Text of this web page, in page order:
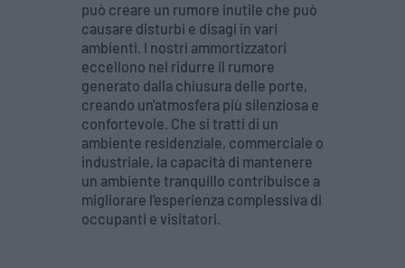
può creare un rumore inutile che può
causare disturbi e disagi in vari
ambienti. I nostri ammortizzatori
eccellono nel ridurre il rumore
generato dalla chiusura delle porte,
creando un'atmosfera più silenziosa e
confortevole. Che si tratti di un
ambiente residenziale, commerciale o
industriale, la capacità di mantenere
un ambiente tranquillo contribuisce a
migliorare l'esperienza complessiva di
occupanti e visitatori.